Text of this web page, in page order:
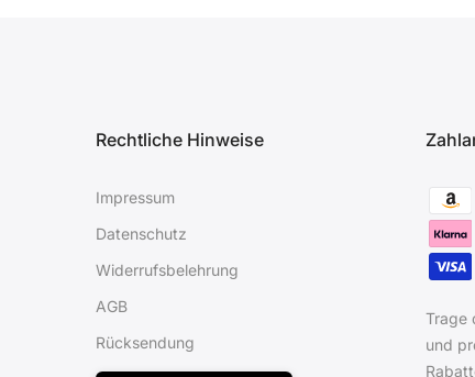
Rechtliche Hinweise
Impressum
Datenschutz
Widerrufsbelehrung
AGB
Rücksendung
Trage
und